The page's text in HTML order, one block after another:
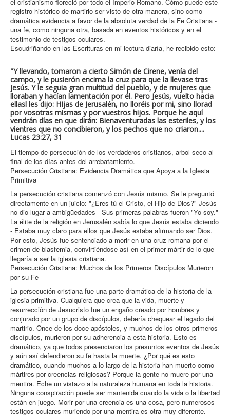
registro histórico de martirio ser visto de otra manera, sino como
dramática evidencia a favor de la absoluta verdad de la Fe Cristiana -
una fe, como ninguna otra, basada en eventos históricos y en el
testimonio de testigos oculares.
Escudriñando en las Escrituras en mi lectura diaría, he recibido esto:
"Y llevando, tomaron a cierto Simón de Cirene, venía del
campo, y le pusierón encima la cruz para que la llevase tras
Jesús. Y le seguia gran multitud del pueblo, y de mujeres que
lloraban y hacían lamentación por él. Pero Jesús, vuelto hacia
ellasl les dijo: HIjas de Jerusalén, no lloréis por mi, sino llorad
por vosotras mismas y por vuestros hijos. Porque he aquí
vendrán días en que dirán: Bienaventuradas las esteriles, y los
vientres que no concibieron, y los pechos que no criaron....
Lucas 23:27, 31
El tiempo de persecución de los verdaderos cristianos, arbol seco al
final de los días antes del arrebatamiento.
Persecución Cristiana: Evidencia Dramática que Apoya a la Iglesia
Primitiva
La persecución cristiana comenzó con Jesús mismo. Se le preguntó
directamente en un juicio: "¿Eres tú el Cristo, el Hijo de Dios?" Jesús
no dio lugar a ambigüedades - Sus primeras palabras fueron "Yo soy."
La élite de la religión en Jerusalén sabía lo que Jesús estaba diciendo
- Estaba muy claro para ellos que Jesús estaba afirmando ser Dios.
Por esto, Jesús fue sentenciado a morir en una cruz romana por el
crimen de blasfemia, convirtiéndose así en el primer mártir de lo que
llegaría a ser la iglesia cristiana.
Persecución Cristiana: Muchos de los Primeros Discípulos Murieron
por su Fe
La persecución cristiana fue una parte dramática de la historia de la
iglesia primitiva. Cualquiera que crea que la vida, muerte y
resurrección de Jesucristo fue un engaño creado por hombres y
conjurado por un grupo de discípulos, debería chequear el legado del
martirio. Once de los doce apóstoles, y muchos de los otros primeros
discípulos, murieron por su adherencia a esta historia. Esto es
dramático, ya que todos presenciaron los presuntos eventos de Jesús
y aún así defendieron su fe hasta la muerte. ¿Por qué es esto
dramático, cuando muchos a lo largo de la historia han muerto como
mártires por creencias religiosas? Porque la gente no muere por una
mentira. Eche un vistazo a la naturaleza humana en toda la historia.
Ninguna conspiración puede ser mantenida cuando la vida o la libertad
están en juego. Morir por una creencia es una cosa, pero numerosos
testigos oculares muriendo por una mentira es otra muy diferente.